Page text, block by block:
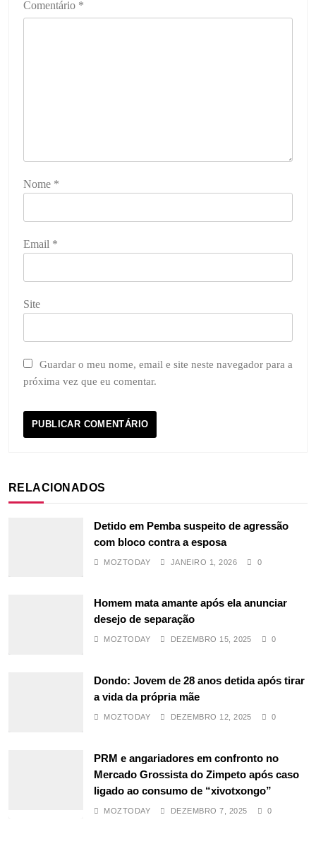
Comentário *
Nome *
Email *
Site
Guardar o meu nome, email e site neste navegador para a
próxima vez que eu comentar.
RELACIONADOS
Detido em Pemba suspeito de agressão
com bloco contra a esposa
MOZTODAY JANEIRO 1, 2026 0
Homem mata amante após ela anunciar
desejo de separação
MOZTODAY DEZEMBRO 15, 2025 0
Dondo: Jovem de 28 anos detida após tirar
a vida da própria mãe
MOZTODAY DEZEMBRO 12, 2025 0
PRM e angariadores em confronto no
Mercado Grossista do Zimpeto após caso
ligado ao consumo de “xivotxongo”
MOZTODAY DEZEMBRO 7, 2025 0